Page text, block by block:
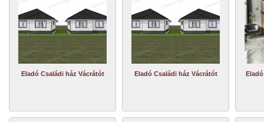
Eladó Családi ház Vácrátót Eladó Családi ház Vácrátót